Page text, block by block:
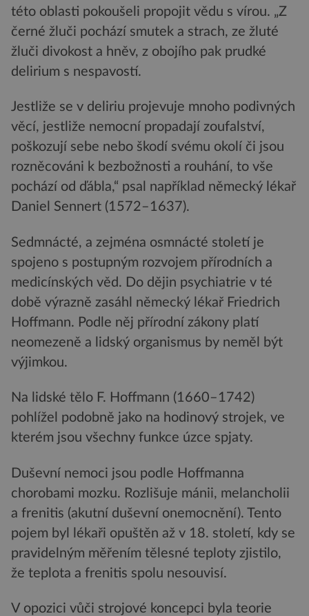
této oblasti pokoušeli propojit vědu s vírou. „Z
černé žluči pochází smutek a strach, ze žluté
žluči divokost a hněv, z obojího pak prudké
delirium s nespavostí.
Jestliže se v deliriu projevuje mnoho podivných
věcí, jestliže nemocní propadají zoufalství,
poškozují sebe nebo škodí svému okolí či jsou
rozněcováni k bezbožnosti a rouhání, to vše
pochází od ďábla,“ psal například německý lékař
Daniel Sennert (1572–1637).
Sedmnácté, a zejména osmnácté století je
spojeno s postupným rozvojem přírodních a
medicínských věd. Do dějin psychiatrie v té
době výrazně zasáhl německý lékař Friedrich
Hoffmann. Podle něj přírodní zákony platí
neomezeně a lidský organismus by neměl být
výjimkou.
Na lidské tělo F. Hoffmann (1660–1742)
pohlížel podobně jako na hodinový strojek, ve
kterém jsou všechny funkce úzce spjaty.
Duševní nemoci jsou podle Hoffmanna
chorobami mozku. Rozlišuje mánii, melancholii
a frenitis (akutní duševní onemocnění). Tento
pojem byl lékaři opuštěn až v 18. století, kdy se
pravidelným měřením tělesné teploty zjistilo,
že teplota a frenitis spolu nesouvisí.
V opozici vůči strojové koncepci byla teorie